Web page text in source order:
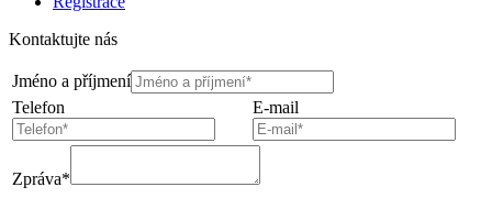
Kontaktujte nás
Jméno a příjmení
Telefon
E-mail
Zpráva*